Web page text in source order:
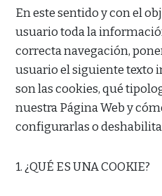
En este sentido y con el
usuario toda la
correcta navegación,
usuario el siguiente texto
son las cookies, qué
nuestra Página Web y
configurarlas o
1. ¿QUÉ ES UNA COOKIE?